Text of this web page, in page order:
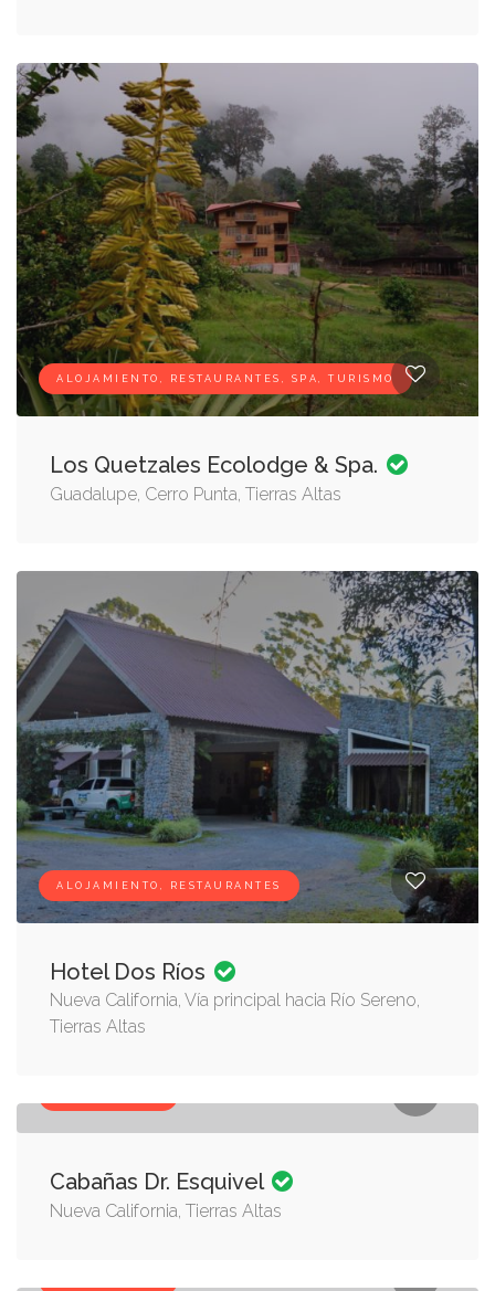
ALOJAMIENTO, RESTAURANTES, SPA, TURISMO
Los Quetzales Ecolodge & Spa.
Guadalupe, Cerro Punta, Tierras Altas
ALOJAMIENTO, RESTAURANTES
Hotel Dos Ríos
Nueva California, Vía principal hacia Río Sereno,
Tierras Altas
Cabañas Dr. Esquivel
Nueva California, Tierras Altas